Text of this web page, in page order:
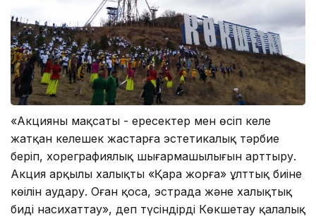
«Акцияның мақсаты - ересектер мен өсіп келе
жатқан келешек жастарға эстетикалық тәрбие
беріп, хореграфиялық шығармашылығын арттыру.
Акция арқылы халықтың «Қара жорға» ұлттық биіне
көңілін аудару. Оған қоса, эстрада және халықтық
биді насихаттау», деп түсіндірді Көкшетау қалалық